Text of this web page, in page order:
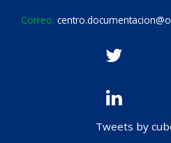
Correo:
Tweets by